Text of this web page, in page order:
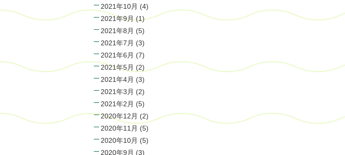
2021年10月 (4)
2021年9月(1)
2021年8月 (5)
2021年7月 (3)
2021年6月 (7)
2021年5月 (2)
2021年4月 (3)
2021年3月 (2)
2021年2月 (5)
2020年12月 (2)
2020年11月 (5)
2020年10月 (5)
2020年9月 (3)